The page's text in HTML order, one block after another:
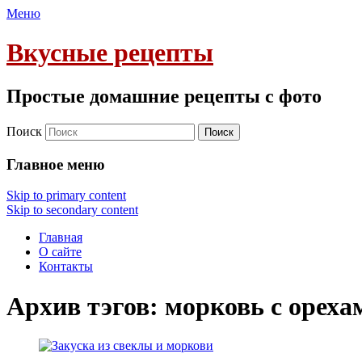
Меню
Вкусные рецепты
Простые домашние рецепты с фото
Поиск
Главное меню
Skip to primary content
Skip to secondary content
Главная
О сайте
Контакты
Архив тэгов: морковь с